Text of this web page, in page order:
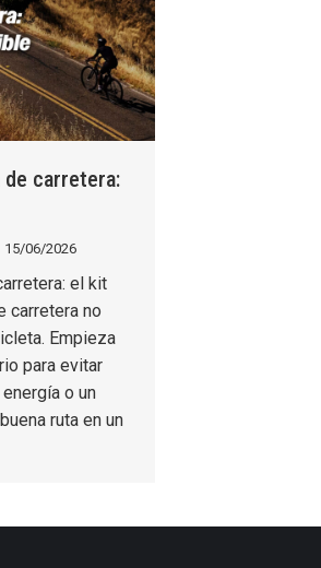
de carretera:
15/06/2026
el kit
carretera no
Empieza
para evitar
o un
ruta en un